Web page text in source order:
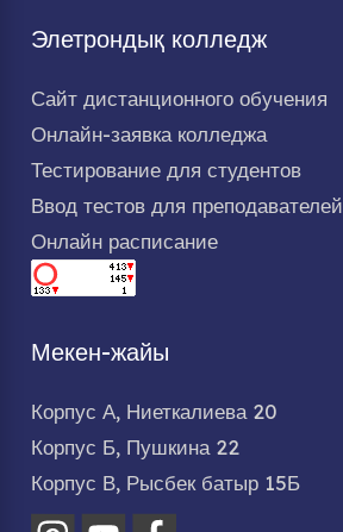
Элетрондық колледж
Сайт дистанционного обучения
Онлайн-заявка колледжа
Тестирование для студентов
Ввод тестов для преподавателей
Онлайн расписание
Мекен-жайы
Корпус А, Ниеткалиева 20
Корпус Б, Пушкина 22
Корпус В, Рысбек батыр 15Б